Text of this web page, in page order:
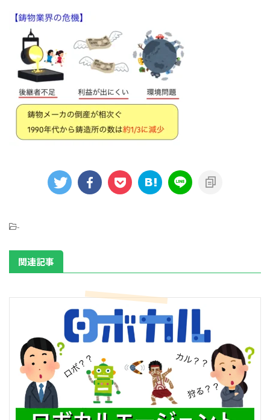
-
関連記事